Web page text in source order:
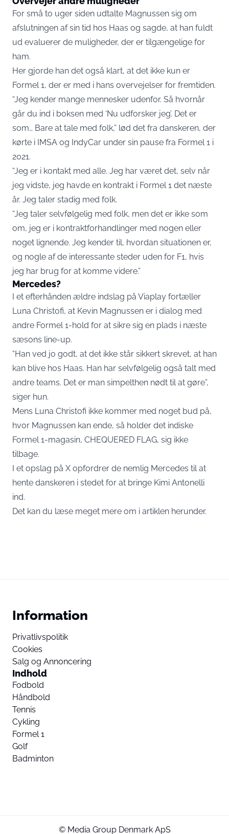
For små to uger siden udtalte Magnussen sig om
afslutningen af sin tid hos Haas og sagde, at han fuldt
ud evaluerer de muligheder, der er tilgængelige for
ham.
Her gjorde han det også klart, at det ikke kun er
Formel 1, der er med i hans overvejelser for fremtiden.
“Jeg kender mange mennesker udenfor. Så hvornår
går du ind i boksen med ‘Nu udforsker jeg’. Det er
som… Bare at tale med folk,” lød det fra danskeren, der
kørte i IMSA og IndyCar under sin pause fra Formel 1 i
2021.
“Jeg er i kontakt med alle. Jeg har været det, selv når
jeg vidste, jeg havde en kontrakt i Formel 1 det næste
år. Jeg taler stadig med folk.
“Jeg taler selvfølgelig med folk, men det er ikke som
om, jeg er i kontraktforhandlinger med nogen eller
noget lignende. Jeg kender til, hvordan situationen er,
og nogle af de interessante steder uden for F1, hvis
jeg har brug for at komme videre.”
Mercedes?
I et efterhånden ældre indslag på Viaplay fortæller
Luna Christofi, at Kevin Magnussen er i dialog med
andre Formel 1-hold for at sikre sig en plads i næste
sæsons line-up.
“Han ved jo godt, at det ikke står sikkert skrevet, at han
kan blive hos Haas. Han har selvfølgelig også talt med
andre teams. Det er man simpelthen nødt til at gøre”,
siger hun.
Mens Luna Christofi ikke kommer med noget bud på,
hvor Magnussen kan ende, så holder det indiske
Formel 1-magasin, CHEQUERED FLAG, sig ikke
tilbage.
I et opslag på X opfordrer de nemlig Mercedes til at
hente danskeren i stedet for at bringe Kimi Antonelli
ind.
Det kan du læse meget mere om i artiklen herunder.
Information
Privatlivspolitik
Cookies
Salg og Annoncering
Indhold
Fodbold
Håndbold
Tennis
Cykling
Formel 1
Golf
Badminton
© Media Group Denmark ApS